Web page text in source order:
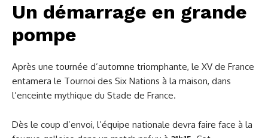
Un démarrage en grande
pompe
Après une tournée d’automne triomphante, le XV de France
entamera le Tournoi des Six Nations à la maison, dans
l’enceinte mythique du Stade de France.
Dès le coup d’envoi, l’équipe nationale devra faire face à la